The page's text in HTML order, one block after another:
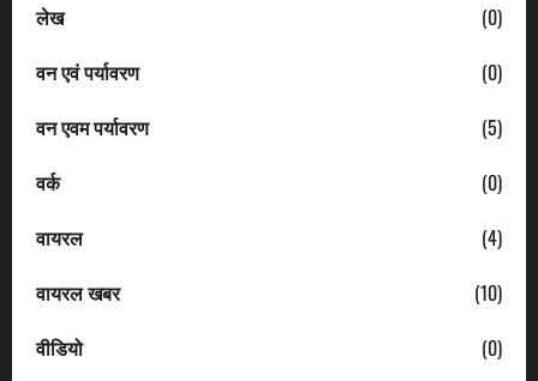
लेख
(0)
वन एवं पर्यावरण
(0)
वन एवम पर्यावरण
(5)
वर्क
(0)
वायरल
(4)
वायरल खबर
(10)
वीडियो
(0)